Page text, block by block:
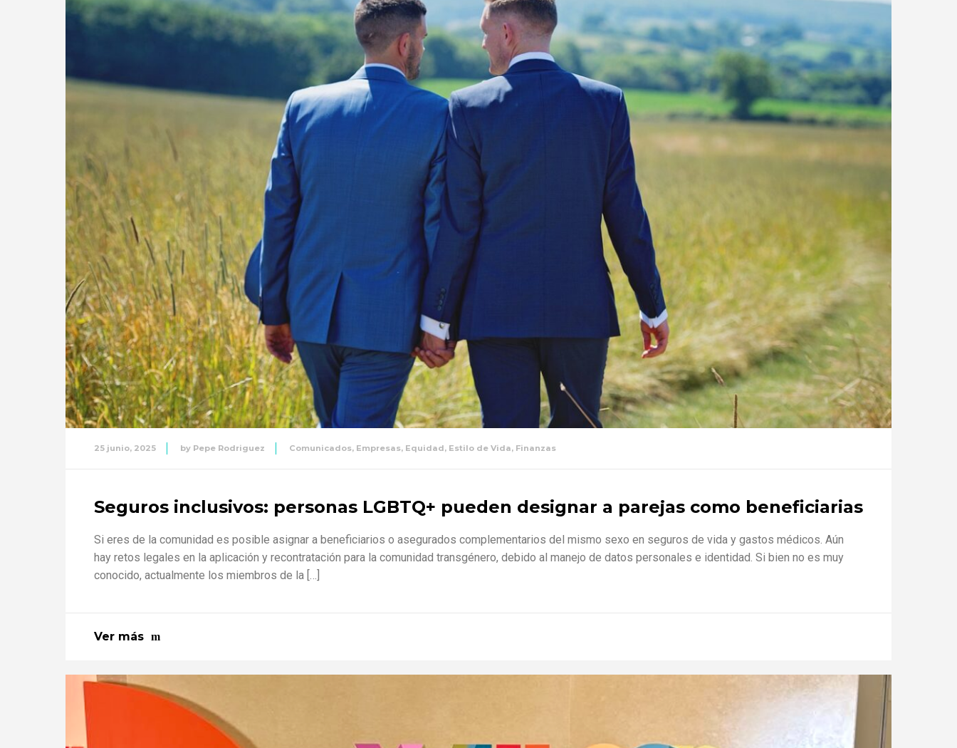
25 junio, 2025 by Pepe Rodriguez Comunicados, Empresas, Equidad, Estilo de Vida, Finanzas
Seguros inclusivos: personas LGBTQ+ pueden designar a parejas como beneficiarias
Si eres de la comunidad es posible asignar a beneficiarios o asegurados complementarios del mismo sexo en seguros de vida y gastos médicos. Aún
hay retos legales en la aplicación y recontratación para la comunidad transgénero, debido al manejo de datos personales e identidad. Si bien no es muy
conocido, actualmente los miembros de la […]
Ver más